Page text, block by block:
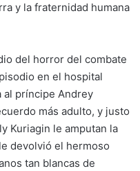
y la fraternidad humana
del horror del combate
en el hospital
al príncipe Andrey
más adulto, y justo
Kuriagin le amputan la
devolvió el hermoso
tan blancas de